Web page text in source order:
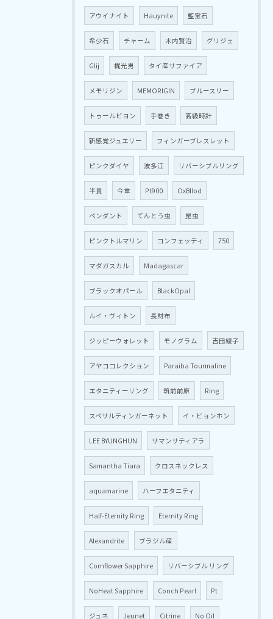
アウイナイト Hauynite 藍宝石
希少石 チャーム 木内賢治 グリジェ
Glij 梶光男 タイ産サファイア
メモリジン MEMORIGIN ブルースリー
トゥールビヨン 手巻き 高級時計
新感覚ジュエリー フィンガーブレスレット
ピンクダイヤ 波多江 リバーシブルリング
半貴 今重 Pt900 OxBllod
ペンダント てんとう虫 昆虫
ピンクトルマリン コンフェッティ 750
マダガスカル Madagascar
ブラックオパール BlackOpal
ルイ・ヴィトン 長財布
ジッピーウォレット モノグラム 吉田綾子
アヤココレクション Paraiba Tourmaline
エタニティーリング 筑前前原 Ring
スペサルティンガーネット イ・ビョンホン
LEE BYUNGHUN サマンサティアラ
Samantha Tiara クロスネックレス
aquamarine ハーフエタニティ
Half-Eternity Ring Eternity Ring
Alexandrite ブラジル産
Cornflower Sapphire リバーシブル リング
NoHeat Sapphire Conch Pearl Pt
ジュネ Jeunet Citrine No Oil